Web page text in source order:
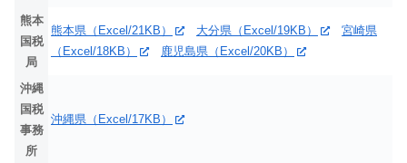
熊本
国税
局
熊本県（Excel/21KB） 大分県（Excel/19KB）
宮崎県
（Excel/18KB）
鹿児島県（Excel/20KB）
沖縄
国税
事務
所
沖縄県（Excel/17KB）